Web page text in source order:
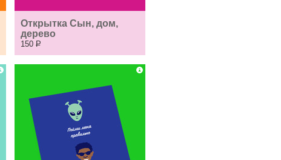
Открытка Сын, дом,
дерево
150 Р